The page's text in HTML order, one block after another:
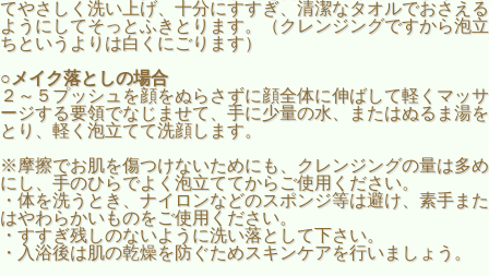
てやさしく洗い上げ、十分にすすぎ、清潔なタオルでおさえる
ようにしてそっとふきとります。（クレンジングですから泡立
ちというよりは白くにごります）
○ メイク落としの場合
２～５プッシュを顔をぬらさずに顔全体に伸ばして軽くマッサ
ージする要領でなじませて、手に少量の水、またはぬるま湯を
とり、軽く泡立てて洗顔します。
※摩擦でお肌を傷つけないためにも、クレンジングの量は多め
にし、手のひらでよく泡立ててからご使用ください。
・体を洗うとき、ナイロンなどのスポンジ等は避け、素手また
はやわらかいものをご使用ください。
・すすぎ残しのないように洗い落として下さい。
・入浴後は肌の乾燥を防ぐためスキンケアを行いましょう。